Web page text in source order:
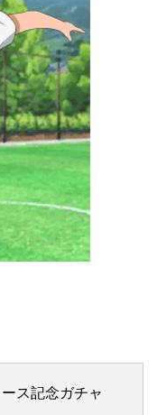
ス記念ガチャ